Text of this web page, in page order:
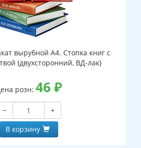
вырубной А4. Стопка книг с
(двухсторонний, ВД-лак)
розн: 46 ₽
−
+
В корзину